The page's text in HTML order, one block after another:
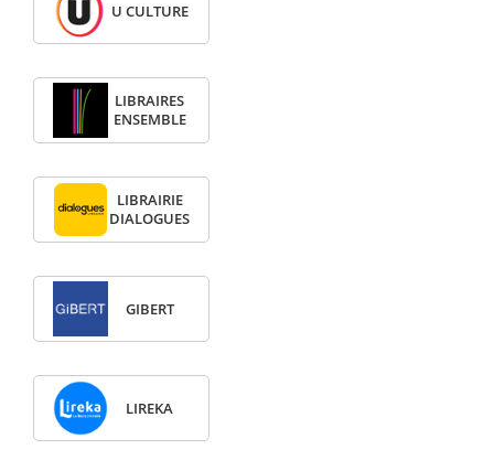
U CULTURE
LIBRAIRES
ENSEMBLE
LIBRAIRIE
DIALOGUES
GIBERT
LIREKA